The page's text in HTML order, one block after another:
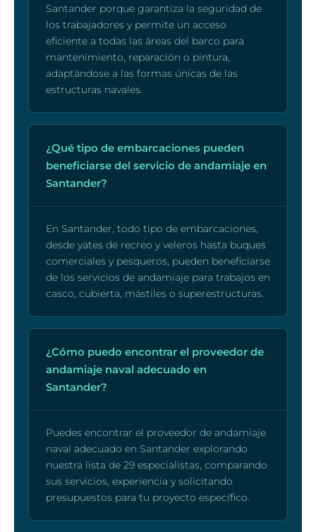
Santander porque garantiza la seguridad de
los trabajadores y permite un acceso
eficiente a todas las áreas del barco para
mantenimiento, reparación o pintura,
adaptándose a las formas únicas de las
estructuras navales.
¿Qué tipo de embarcaciones pueden
beneficiarse del servicio de andamiaje en
Santander?
En Santander, todo tipo de embarcaciones,
desde yates de recreo y veleros hasta buques
comerciales y pesqueros, pueden beneficiarse
de los servicios de andamiaje para trabajos en
casco, cubierta, mástiles o superestructuras.
¿Cómo puedo encontrar el proveedor de
andamiaje naval adecuado en
Santander?
Puedes encontrar el proveedor de andamiaje
naval adecuado en Santander explorando
nuestra lista de 29 especialistas, comparando
sus servicios, experiencia y solicitando
presupuestos para tu proyecto específico.